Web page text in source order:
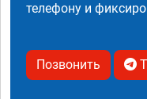
телефону и
Позвонить